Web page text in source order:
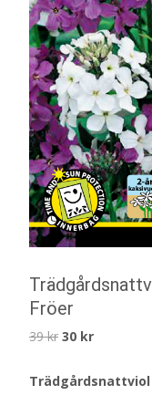
Fröer
39kr Det
priset
30 krDet
priset
Trädgårdsnattviol